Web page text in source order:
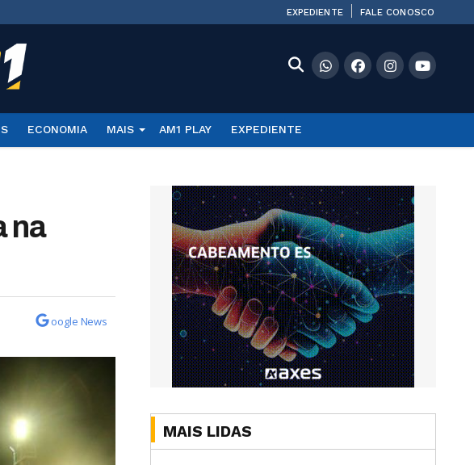
EXPEDIENTE FALE CONOSCO
ECONOMIA MAIS AM1 PLAY EXPEDIENTE
na
oogle News
MAIS LIDAS